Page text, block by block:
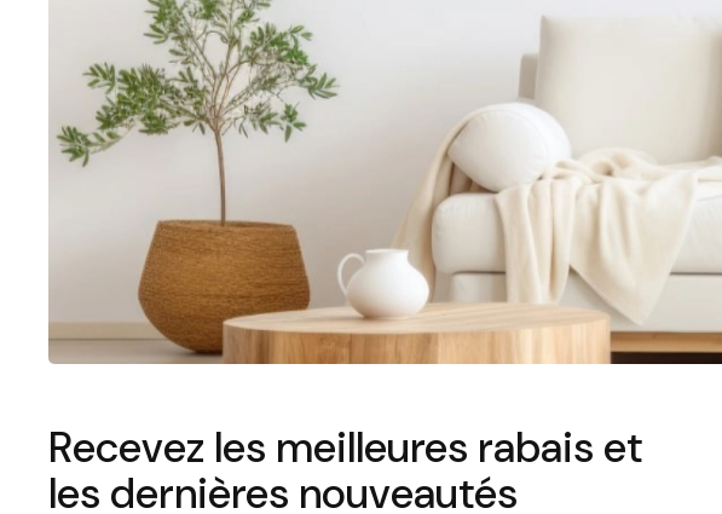
Recevez les meilleures rabais et
les dernières nouveautés